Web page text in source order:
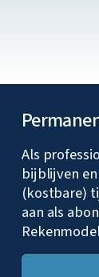
Als
bijblijven
(kostbare)
aan als